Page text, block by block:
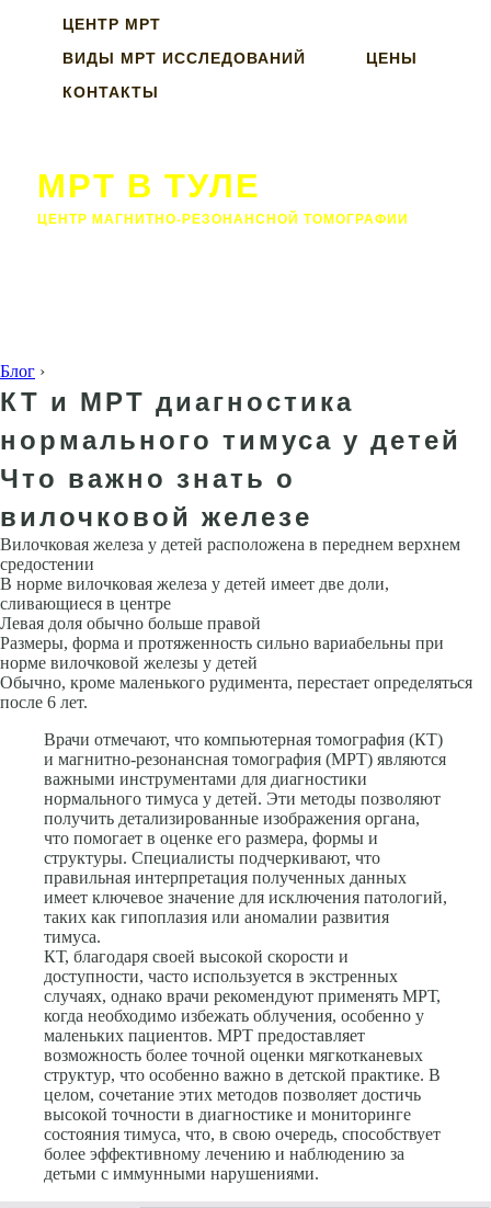
ЦЕНТР МРТ
ВИДЫ МРТ ИССЛЕДОВАНИЙ
ЦЕНЫ
КОНТАКТЫ
МРТ В ТУЛЕ
ЦЕНТР МАГНИТНО-РЕЗОНАНСНОЙ ТОМОГРАФИИ
Блог ›
КТ и МРТ диагностика
нормального тимуса у детей
Что важно знать о
вилочковой железе
Вилочковая железа у детей расположена в переднем верхнем
средостении
В норме вилочковая железа у детей имеет две доли,
сливающиеся в центре
Левая доля обычно больше правой
Размеры, форма и протяженность сильно вариабельны при
норме вилочковой железы у детей
Обычно, кроме маленького рудимента, перестает определяться
после 6 лет.
Врачи отмечают, что компьютерная томография (КТ)
и магнитно-резонансная томография (МРТ) являются
важными инструментами для диагностики
нормального тимуса у детей. Эти методы позволяют
получить детализированные изображения органа,
что помогает в оценке его размера, формы и
структуры. Специалисты подчеркивают, что
правильная интерпретация полученных данных
имеет ключевое значение для исключения патологий,
таких как гипоплазия или аномалии развития
тимуса.
КТ, благодаря своей высокой скорости и
доступности, часто используется в экстренных
случаях, однако врачи рекомендуют применять МРТ,
когда необходимо избежать облучения, особенно у
маленьких пациентов. МРТ предоставляет
возможность более точной оценки мягкотканевых
структур, что особенно важно в детской практике. В
целом, сочетание этих методов позволяет достичь
высокой точности в диагностике и мониторинге
состояния тимуса, что, в свою очередь, способствует
более эффективному лечению и наблюдению за
детьми с иммунными нарушениями.